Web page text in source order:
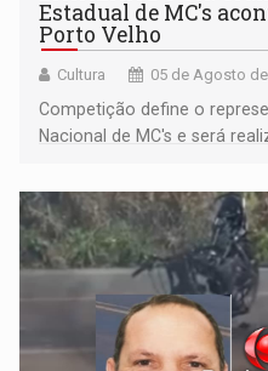
Estadual de MC's
Porto Velho
Cultura 05 de Agosto
Competição define o
Nacional de MC's e será